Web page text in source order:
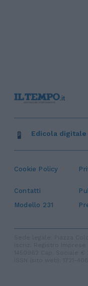
Cookie Policy
Contatti
Modello 231
Edicola digitale